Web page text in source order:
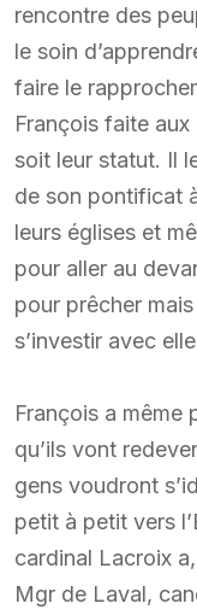
rencontre des
le soin
faire le
François faite
soit leur statut. Il
de son pontificat
leurs églises et
pour aller au
pour prêcher
s’investir avec
François a même
qu’ils vont
gens voudront
petit à petit vers
cardinal Lacroix
Mgr de Laval,